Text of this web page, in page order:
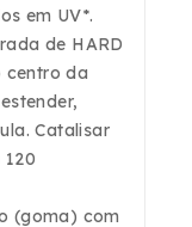
em UV*.
de HARD
centro da
Catalisar
(goma) com